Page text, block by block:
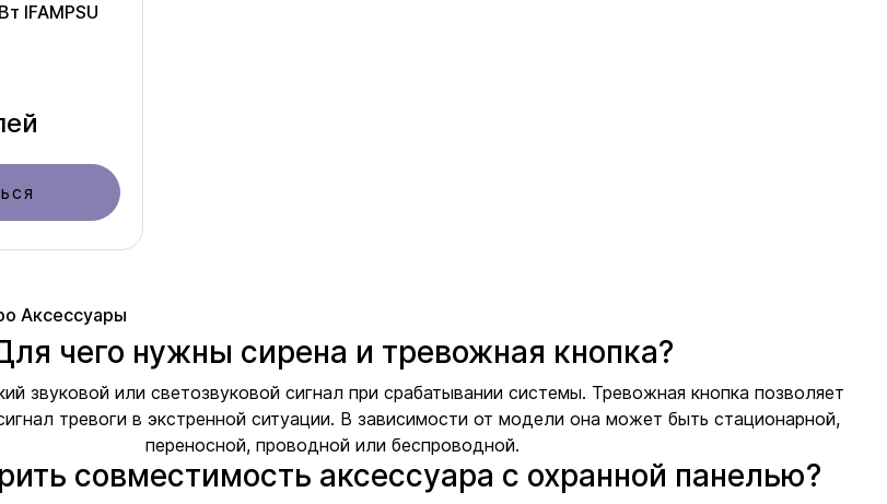
IFAMPSU
Аксессуары
чего нужны сирена и тревожная кнопка?
звуковой или светозвуковой сигнал при срабатывании системы. Тревожная кнопка позволяет
тревоги в экстренной ситуации. В зависимости от модели она может быть стационарной,
переносной, проводной или беспроводной.
совместимость аксессуара с охранной панелью?